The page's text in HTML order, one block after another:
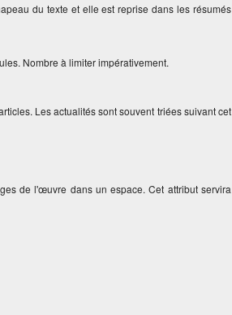
du texte et elle est reprise dans les résumés
Nombre à limiter impérativement.
Les actualités sont souvent triées suivant cet
de l'œuvre dans un espace. Cet attribut servira